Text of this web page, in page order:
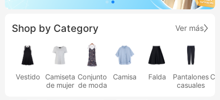
Shop by Category Ver más
Vestido
Camiseta
de mujer
Conjunto
de moda
Camisa Falda
Pantalones
casuales